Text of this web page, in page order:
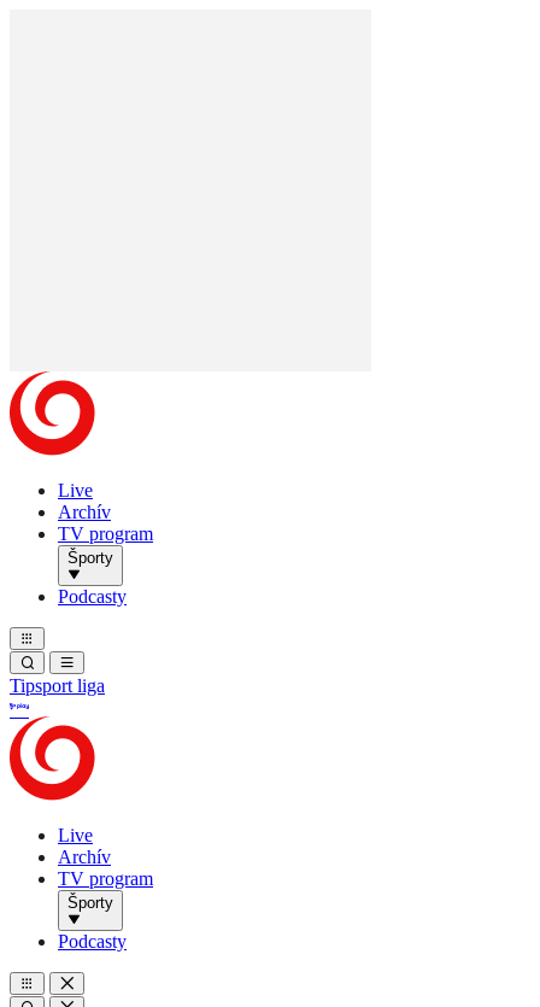
Live
Archív
TV program
Športy
Podcasty
Tipsport liga
Live
Archív
TV program
Športy
Podcasty